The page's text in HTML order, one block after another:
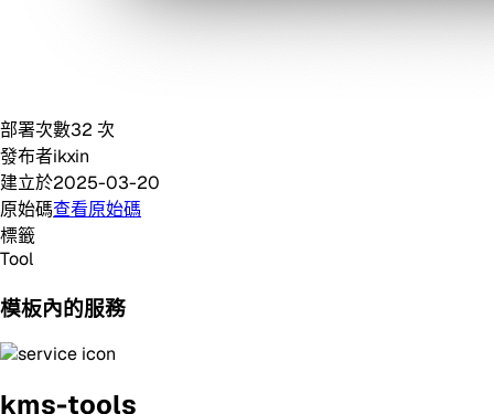
部署次數32 次
發布者ikxin
建立於2025-03-20
原始碼查看原始碼
標籤
Tool
模板內的服務
kms-tools